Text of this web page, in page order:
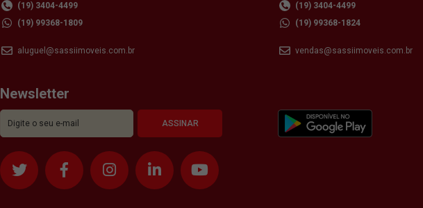
(19) 3404-4499
(19) 99368-1809
aluguel@sassiimoveis.com.br
(19) 3404-4499
(19) 99368-1824
vendas@sassiimoveis.com.br
Newsletter